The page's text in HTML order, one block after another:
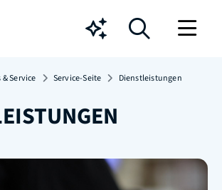
Chatbot
Service Service-Seite Dienstleistungen